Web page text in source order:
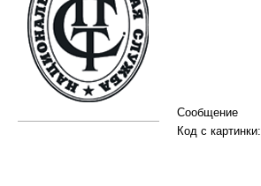
Сообщение
Код с картинки: